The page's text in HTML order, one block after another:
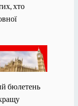
хто
бюлетень